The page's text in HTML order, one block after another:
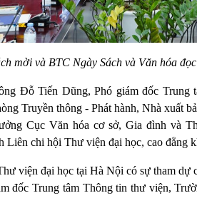
mời và BTC Ngày Sách và Văn hóa
Đỗ Tiến Dũng, Phó giám đốc Trung
Truyền thông - Phát hành, Nhà xuất
Cục Văn hóa cơ sở, Gia đình và
Liên chi hội Thư viện đại học, cao đẳng
viện đại học tại Hà Nội có sự tham
đốc Trung tâm Thông tin thư viện,